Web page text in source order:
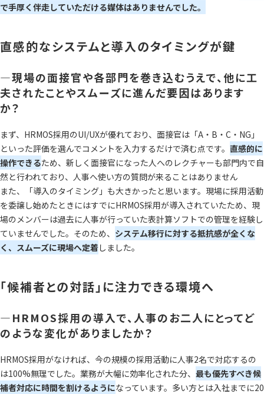
で手厚く伴走していただける媒体はありませんでした。
直感的なシステムと導入のタイミングが鍵
―現場の面接官や各部門を巻き込むうえで、他に工
夫されたことやスムーズに進んだ要因はあります
か？
まず、HRMOS採用のUI/UXが優れており、面接官は「A・B・C・NG」
といった評価を選んでコメントを入力するだけで済む点です。 直感的に
操作できるため、新しく面接官になった人へのレクチャーも部門内で自
然と行われており、人事へ使い方の質問が来ることはありません
また、「導入のタイミング」も大きかったと思います。現場に採用活動
を委譲し始めたときにはすでにHRMOS採用が導入されていたため、現
場のメンバーは過去に人事が行っていた表計算ソフトでの管理を経験し
ていませんでした。そのため、 システム移行に対する抵抗感が全くな
く、スムーズに現場へ定着しました。
「候補者との対話」に注力できる環境へ
―HRMOS採用の導入で、人事のお二人にとってど
のような変化がありましたか？
HRMOS採用がなければ、今の規模の採用活動に人事2名で対応するの
は100%無理でした。業務が大幅に効率化された分、 最も優先すべき候
補者対応に時間を割けるようになっています。多い方とは入社までに20